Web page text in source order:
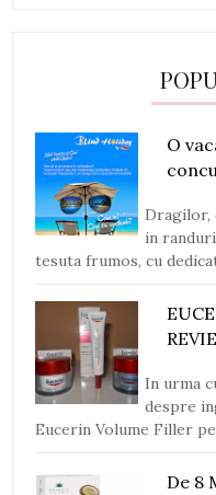
O
Dragilor,
in
tesuta frumos, cu
In urma
despre
Eucerin Volume Filler
De 8